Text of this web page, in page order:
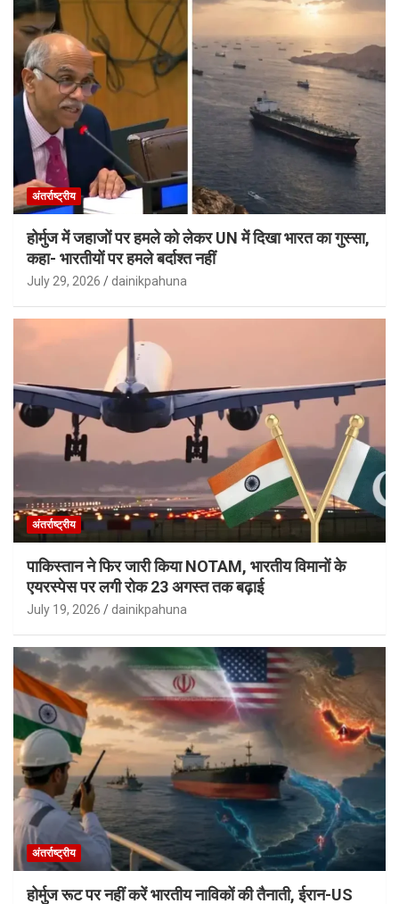
अंतर्राष्ट्रीय
होर्मुज में जहाजों पर हमले को लेकर UN में दिखा भारत का गुस्सा,
कहा- भारतीयों पर हमले बर्दाश्त नहीं
July 29, 2026 dainikpahuna
अंतर्राष्ट्रीय
पाकिस्तान ने फिर जारी किया NOTAM, भारतीय विमानों के
एयरस्पेस पर लगी रोक 23 अगस्त तक बढ़ाई
July 19, 2026 dainikpahuna
अंतर्राष्ट्रीय
होर्मुज रूट पर नहीं करें भारतीय नाविकों की तैनाती, ईरान-US